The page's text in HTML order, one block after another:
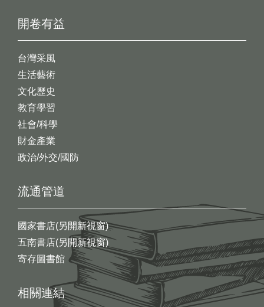
開卷有益
台灣采風
生活藝術
文化歷史
教育學習
社會/科學
財金產業
政治/外交/國防
流通管道
國家書店(另開新視窗)
五南書店(另開新視窗)
寄存圖書館
相關連結